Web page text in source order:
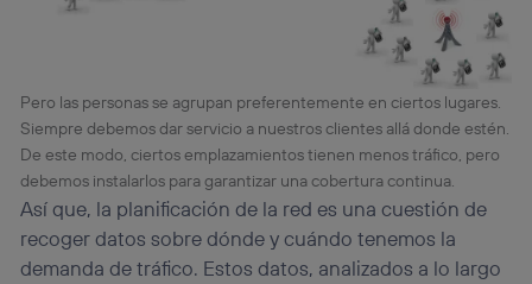
Pero las personas se agrupan preferentemente en ciertos lugares.
Siempre debemos dar servicio a nuestros clientes allá donde estén.
De este modo, ciertos emplazamientos tienen menos tráfico, pero
debemos instalarlos para garantizar una cobertura continua.
Así que, la planificación de la red es una cuestión de
recoger datos sobre dónde y cuándo tenemos la
demanda de tráfico. Estos datos, analizados a lo largo